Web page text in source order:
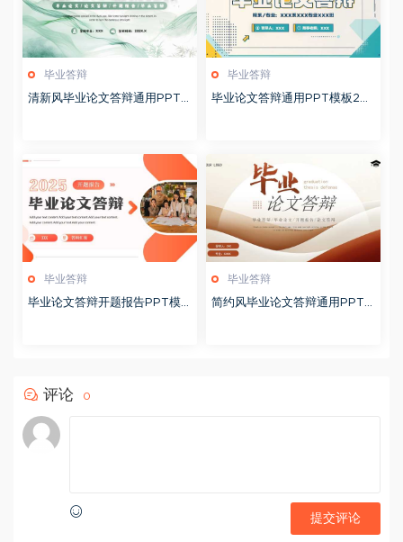
毕业答辩
清新风毕业论文答辩通用PPT
毕业答辩
毕业论文答辩通用PPT模板20
毕业答辩
毕业论文答辩开题报告PPT模
毕业答辩
简约风毕业论文答辩通用PPT
评论 0
提交评论